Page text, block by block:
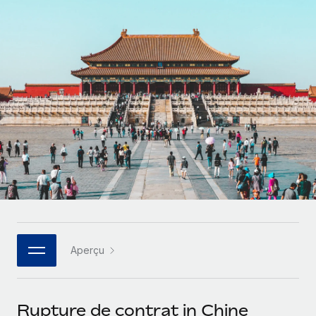
Intégrez et gérez vos freelances partout dans le monde
PEO
Sous-traitez les opérations complexes liées à l’emploi
INFRASTRUCTURE
Intégration Remote
Intégrez vos RH aux flux de travail en toute simplicité
Plateforme
Connecter
Nouveau
Connectez n'importe quel outil d’IA à Remote grâce à
notre MCP
Intégrations
Examinez notre service par rapport aux autres
CROISSANCE
Start-ups
Des solutions agiles et internationales pour les RH et la
paie des entreprises en pleine croissance
Entreprises intermédiaires
Développez vos équipes avec des solutions RH sur
mesure
Entreprise
Les RH à l’international pour les grandes entreprises
Partenaires stratégiques de la tech
Calculateur de paiement des freelances
Découvrez les devises disponibles et les vitesses de
paiement pour vos freelances internationaux
APPRENDRE AVEC REMOTE
Recherche et guides
Études de cas
Checklists et modèles
Descriptions de postes
Deutsch
Español
Italiano
Português (Portugal)
日本語
한국어
Aperçu
Rupture de contrat in Chine